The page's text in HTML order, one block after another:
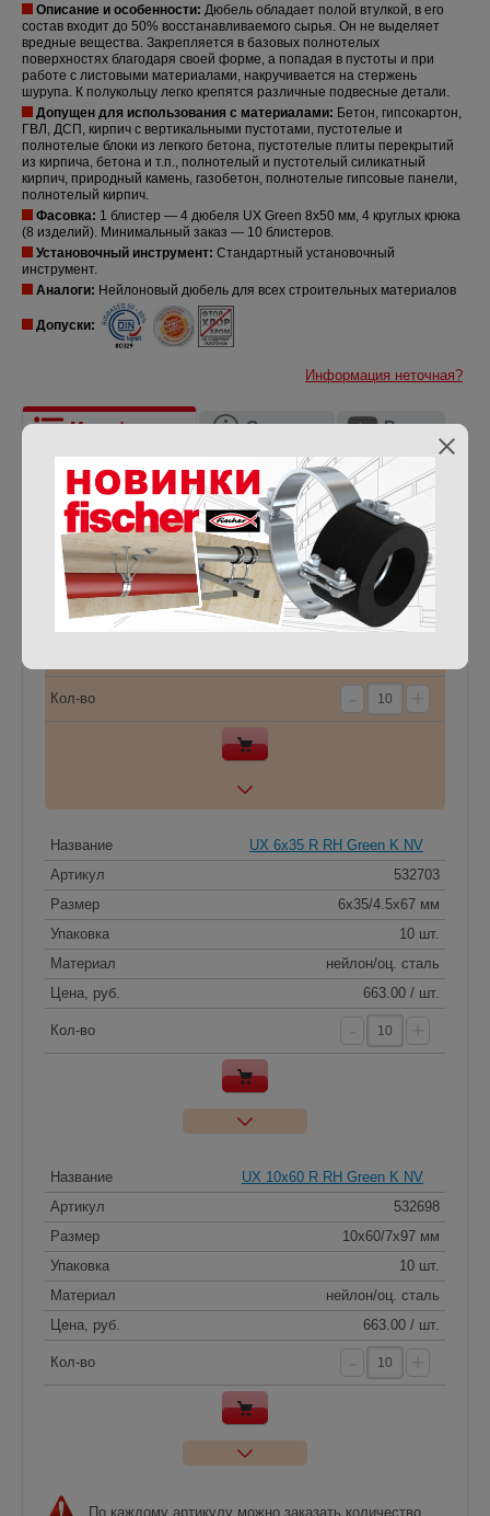
Описание и особенности: Дюбель обладает полой втулкой, в его
состав входит до 50% восстанавливаемого сырья. Он не выделяет
вредные вещества. Закрепляется в базовых полнотелых
поверхностях благодаря своей форме, а попадая в пустоты и при
работе с листовыми материалами, накручивается на стержень
шурупа. К полукольцу легко крепятся различные подвесные детали.
Допущен для использования с материалами: Бетон, гипсокартон,
ГВЛ, ДСП, кирпич с вертикальными пустотами, пустотелые и
полнотелые блоки из легкого бетона, пустотелые плиты перекрытий
из кирпича, бетона и т.п., полнотелый и пустотелый силикатный
кирпич, природный камень, газобетон, полнотелые гипсовые панели,
полнотелый кирпич.
Фасовка: 1 блистер — 4 дюбеля UX Green 8x50 мм, 4 круглых крюка
(8 изделий). Минимальный заказ — 10 блистеров.
Установочный инструмент: Стандартный установочный
инструмент.
Аналоги: Нейлоновый дюбель для всех строительных материалов
Допуски:
Информация неточная?
Модификации Описание
Видео
Документация
Отзывы
Название
UX 8x50 R RH Green K NV
Артикул
532707
Размер
8x50/5.5x84 мм
Упаковка
10 шт.
Материал
нейлон/оц. сталь
Кол-во
Название
UX 6x35 R RH Green K NV
Артикул
532703
Размер
6x35/4.5x67 мм
Упаковка
10 шт.
Материал
нейлон/оц. сталь
Цена, руб.
663.00 / шт.
Кол-во
Название
UX 10x60 R RH Green K NV
Артикул
532698
Размер
10x60/7x97 мм
Упаковка
10 шт.
Материал
нейлон/оц. сталь
Цена, руб.
663.00 / шт.
Кол-во
По каждому артикулу можно заказать количество